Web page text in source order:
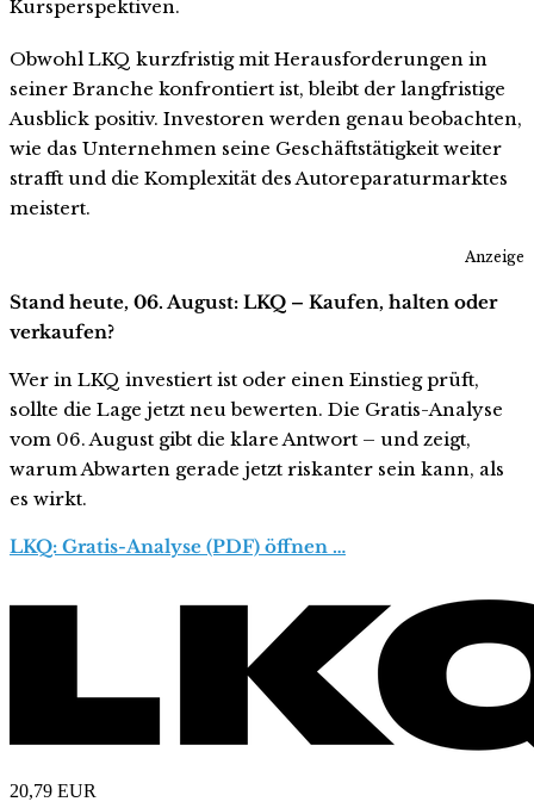
Kursperspektiven.
Obwohl LKQ kurzfristig mit Herausforderungen in
seiner Branche konfrontiert ist, bleibt der langfristige
Ausblick positiv. Investoren werden genau beobachten,
wie das Unternehmen seine Geschäftstätigkeit weiter
strafft und die Komplexität des Autoreparaturmarktes
meistert.
Anzeige
Stand heute, 06. August: LKQ – Kaufen, halten oder
verkaufen?
Wer in LKQ investiert ist oder einen Einstieg prüft,
sollte die Lage jetzt neu bewerten. Die Gratis-Analyse
vom 06. August gibt die klare Antwort – und zeigt,
warum Abwarten gerade jetzt riskanter sein kann, als
es wirkt.
LKQ: Gratis-Analyse (PDF) öffnen …
20,79 EUR